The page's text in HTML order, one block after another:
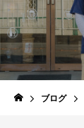
ブログ